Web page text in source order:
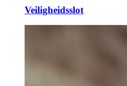
Veiligheidsslot